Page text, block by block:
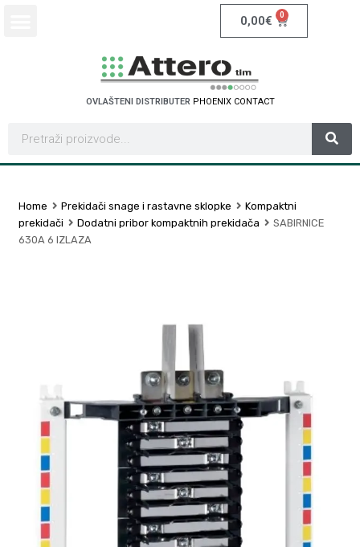
0,00€ 0
OVLAŠTENI DISTRIBUTER PHOENIX CONTACT
Home Prekidači snage i rastavne sklopke
Kompaktni
prekidači
Dodatni pribor kompaktnih prekidača
SABIRNICE
630A 6 IZLAZA